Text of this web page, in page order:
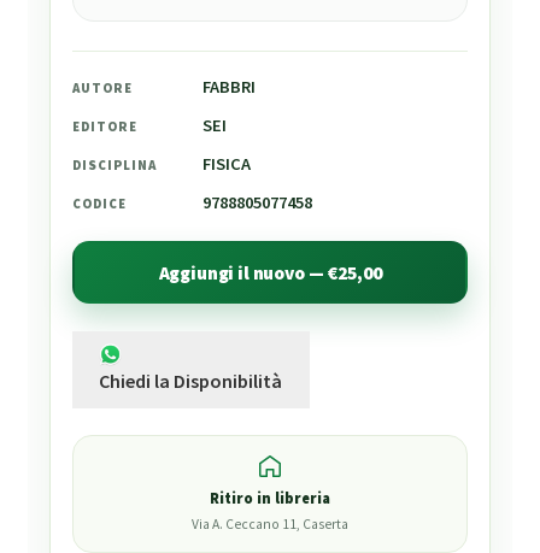
AUTORE FABBRI
EDITORE SEI
DISCIPLINA FISICA
CODICE 9788805077458
Aggiungi il nuovo — €25,00
Chiedi la Disponibilità
Ritiro in libreria
Via A. Ceccano 11, Caserta